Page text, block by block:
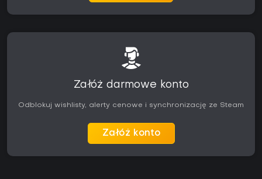
Załóż darmowe konto
Odblokuj wishlisty, alerty cenowe i synchronizację ze Steam
Załóż konto